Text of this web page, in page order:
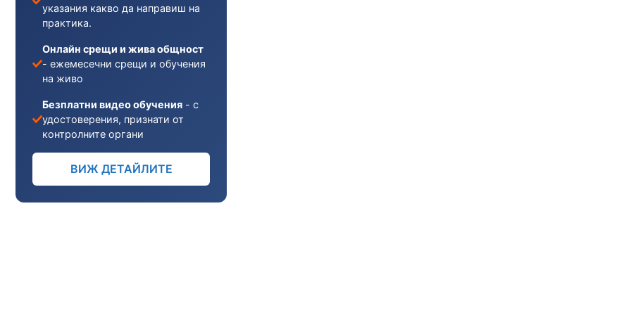
указания какво да направиш на
практика.
Онлайн срещи и жива общност
- ежемесечни срещи и обучения
на живо
Безплатни видео обучения - с
удостоверения, признати от
контролните органи
ВИЖ ДЕТАЙЛИТЕ